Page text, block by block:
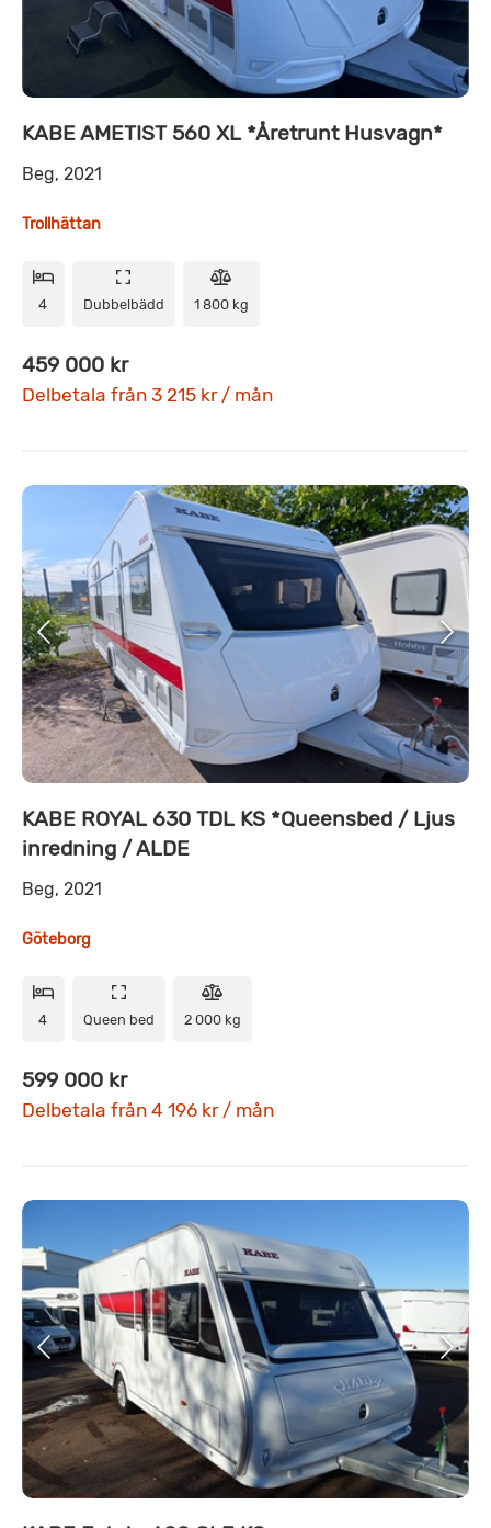
KABE AMETIST 560 XL *Åretrunt Husvagn*
Beg, 2021
Trollhättan
4 Dubbelbädd 1 800 kg
459 000 kr
Delbetala från 3 215 kr / mån
KABE ROYAL 630 TDL KS *Queensbed / Ljus
inredning / ALDE
Beg, 2021
Göteborg
4 Queen bed 2 000 kg
599 000 kr
Delbetala från 4 196 kr / mån